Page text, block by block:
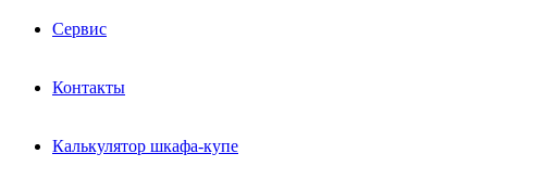
Сервис
Контакты
Калькулятор шкафа-купе